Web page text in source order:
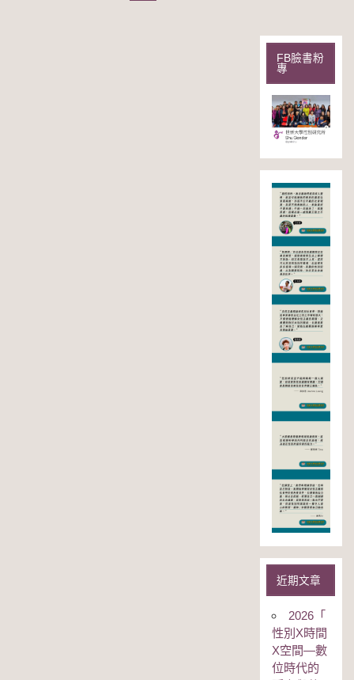
FB臉書粉
專
近期文章
2026「
性別Χ時間
Χ空間—數
位時代的